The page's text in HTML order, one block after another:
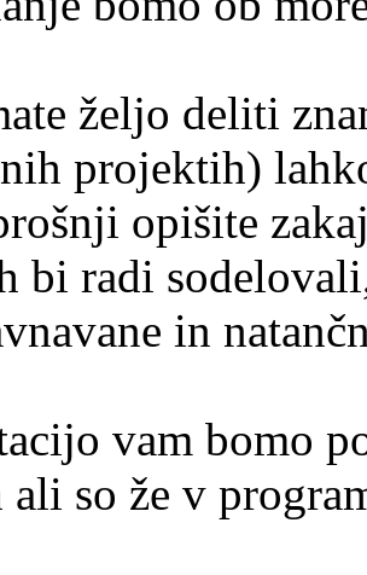
željo deliti
projektih)
opišite
bi radi
in
vam bomo
so že v